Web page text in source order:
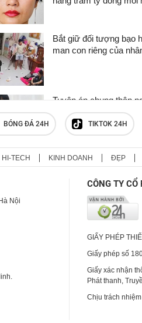
Bắt giữ đối tượng bạo
man con riêng của
Tuyên án chung thân
sát hại con ruột để
hiểm 4,1 tỷ đồng
Giở trò đồi bại với “bạn
BÓNG ĐÁ 24H TIKTOK 24H
HI-TECH KINH DOANH ĐẸP
Nội
CÔNG TY
GIẤY PHÉP
Giấy phép số
Giấy xác nhận
Phát thanh,
Chịu trách